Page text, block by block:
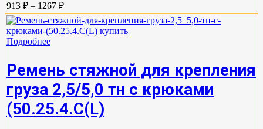
913 ₽ – 1267 ₽
Подробнее
Ремень стяжной для крепления
груза 2,5/5,0 тн с крюками
(50.25.4.С(L)